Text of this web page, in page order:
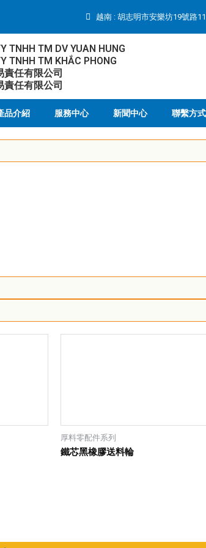
越南 : 胡志明市安樂坊19號路
TNHH TM DV YUAN HUNG
TNHH TM KHẮC PHONG
責任有限公司
責任有限公司
品介紹 服務中心 新聞中心 聯繫方式
厚料零配件系列
鐵芯黑橡膠送料輪